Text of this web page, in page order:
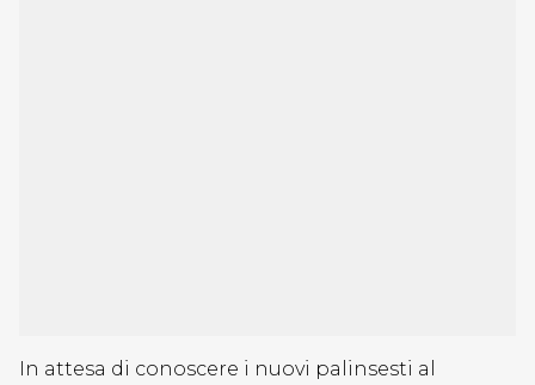
In attesa di conoscere i nuovi palinsesti al